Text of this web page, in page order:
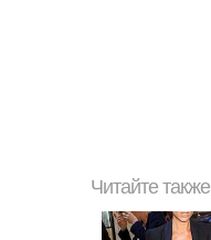
Читайте также